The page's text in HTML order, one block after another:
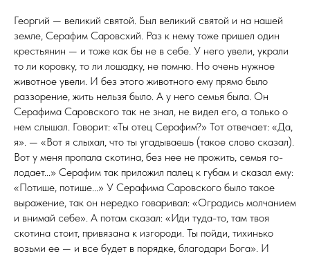
Георгий — великий святой. Был великий святой и на нашей
земле, Серафим Саровсхий. Раз к нему тоже пришел один
крестьянин — и тоже как бы не в себе. У него увели, украли
то ли коровку, то ли лошадку, не помню. Но очень нужное
животное увели. И без этого животного ему прямо было
раззорение, жить нельзя было. А у него семья была. Он
Серафима Саровского так не знал, не видел его, а только о
нем слышал. Гово­рит: «Ты отец Серафим?» Тот отвечает: «Да,
я». — «Вот я слыхал, что ты угадываешь (такое слово сказал).
Вот у меня пропала скотина, без нее не прожить, семья го­
лодает...» Серафим так приложил палец к губам и ска­зал ему:
«Потише, потише...» У Серафима Саровского было такое
выражение, так он нередко говаривал: «Огра­дись молчанием
и внимай себе». А потам сказал: «Иди туда-то, там твоя
скотина стоит, привязана к изгороди. Ты пойди, тихинько
возьми ее — и все будет в порядке, благодари Бога». И